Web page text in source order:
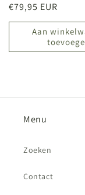
Normale
prijs
€79,95 EUR
Aan
Menu
Zoeken
Contact